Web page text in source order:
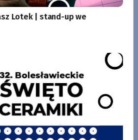
Lotek | stand-up we